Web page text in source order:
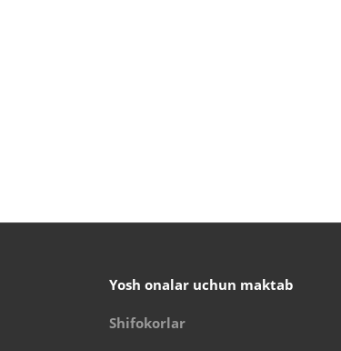
Yosh onalar uchun maktab
Shifokorlar